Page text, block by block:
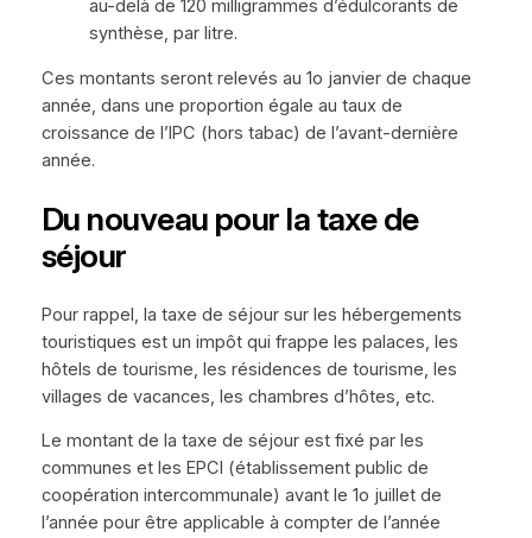
au-delà de 120 milligrammes d’édulcorants de
synthèse, par litre.
Ces montants seront relevés au 1o janvier de chaque
année, dans une proportion égale au taux de
croissance de l’IPC (hors tabac) de l’avant-dernière
année.
Du nouveau pour la taxe de
séjour
Pour rappel, la taxe de séjour sur les hébergements
touristiques est un impôt qui frappe les palaces, les
hôtels de tourisme, les résidences de tourisme, les
villages de vacances, les chambres d’hôtes, etc.
Le montant de la taxe de séjour est fixé par les
communes et les EPCI (établissement public de
coopération intercommunale) avant le 1o juillet de
l’année pour être applicable à compter de l’année